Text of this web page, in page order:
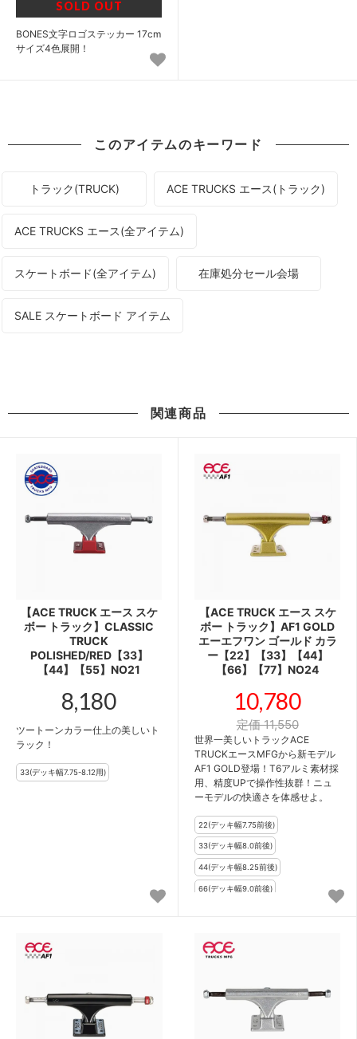
SOLD OUT
BONES文字ロゴステッカー 17cm
サイズ4色展開！
このアイテムのキーワード
トラック(TRUCK) ACE TRUCKS エース(トラック)
ACE TRUCKS エース(全アイテム)
スケートボード(全アイテム) 在庫処分セール会場
SALE スケートボード アイテム
関連商品
【ACE TRUCK エース スケ
ボー トラック】CLASSIC
TRUCK
POLISHED/RED【33】
【44】【55】NO21
8,180
ツートーンカラー仕上の美しいト
ラック！
【ACE TRUCK エース スケ
ボー トラック】AF1 GOLD
エーエフワン ゴールド カラ
ー【22】【33】【44】
【66】【77】NO24
10,780
定価 11,550
世界一美しいトラックACE
TRUCKエースMFGから新モデル
AF1 GOLD登場！T6アルミ素材採
用、精度UPで操作性抜群！ニュ
ーモデルの快適さを体感せよ。